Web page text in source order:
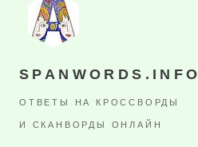
SPANWORDS.INFO
ОТВЕТЫ НА КРОССВОРДЫ
И СКАНВОРДЫ ОНЛАЙН